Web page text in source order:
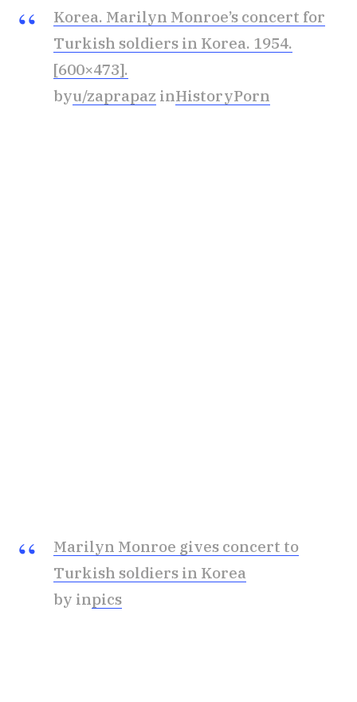
Korea. Marilyn Monroe’s concert for
Turkish soldiers in Korea. 1954.
[600×473].
byu/zaprapaz inHistoryPorn
Marilyn Monroe gives concert to
Turkish soldiers in Korea
by inpics